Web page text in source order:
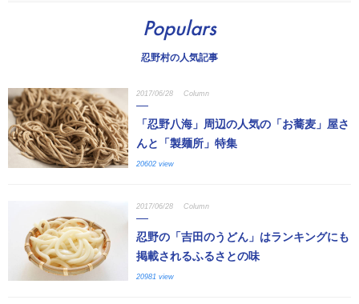
Populars
忍野村の人気記事
2017/06/28 Column
「忍野八海」周辺の人気の「お蕎麦」屋さ
んと「製麺所」特集
20602 view
2017/06/28 Column
忍野の「吉田のうどん」はランキングにも
掲載されるふるさとの味
20981 view